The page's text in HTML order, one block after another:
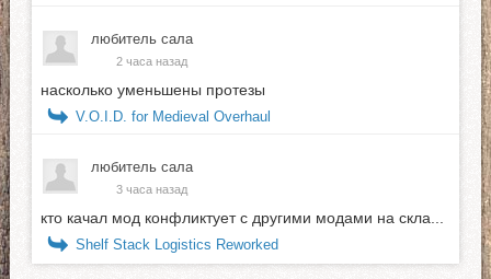
любитель сала
2 часа назад
насколько уменьшены протезы
V.O.I.D. for Medieval Overhaul
любитель сала
3 часа назад
кто качал мод конфликтует с другими модами на скла...
Shelf Stack Logistics Reworked